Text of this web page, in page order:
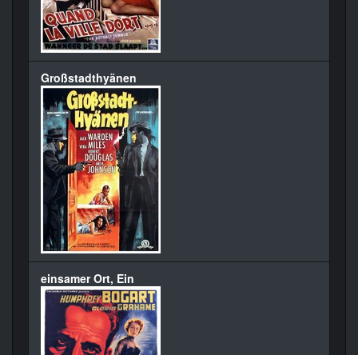
Großstadthyänen
einsamer Ort, Ein